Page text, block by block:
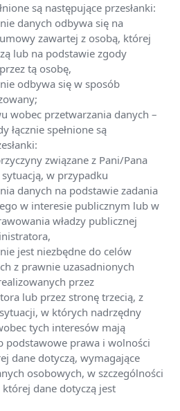
są następujące przesłanki:
danych odbywa się na
zawartej z osobą, której
lub na podstawie zgody
tą osobę,
odbywa się w sposób
wobec przetwarzania danych –
łącznie spełnione są
związane z Pani/Pana
sytuacją, w przypadku
danych na podstawie zadania
w interesie publicznym lub w
władzy publicznej
jest niezbędne do celów
z prawnie uzasadnionych
przez
lub przez stronę trzecią, z
w których nadrzędny
tych interesów mają
podstawowe prawa i wolności
dane dotyczą, wymagające
osobowych, w szczególności
dane dotyczą jest